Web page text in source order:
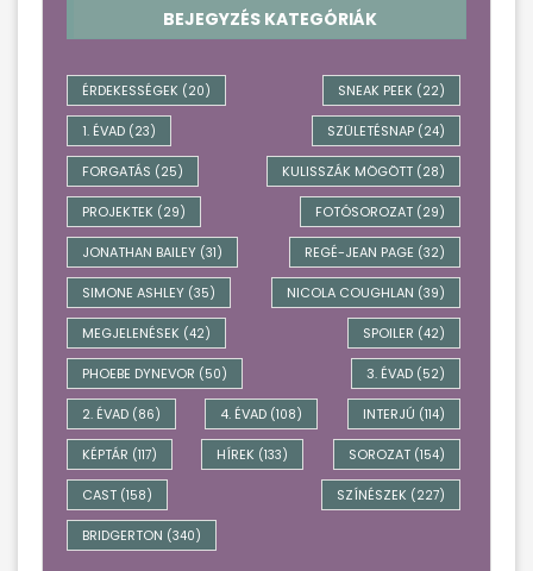
BEJEGYZÉS KATEGÓRIÁK
ÉRDEKESSÉGEK (20) SNEAK PEEK (22)
1. ÉVAD (23) SZÜLETÉSNAP (24)
FORGATÁS (25) KULISSZÁK MÖGÖTT (28)
PROJEKTEK (29) FOTÓSOROZAT (29)
JONATHAN BAILEY (31) REGÉ-JEAN PAGE (32)
SIMONE ASHLEY (35) NICOLA COUGHLAN (39)
MEGJELENÉSEK (42) SPOILER (42)
PHOEBE DYNEVOR (50) 3. ÉVAD (52)
2. ÉVAD (86) 4. ÉVAD (108) INTERJÚ (114)
KÉPTÁR (117) HÍREK (133) SOROZAT (154)
CAST (158) SZÍNÉSZEK (227)
BRIDGERTON (340)